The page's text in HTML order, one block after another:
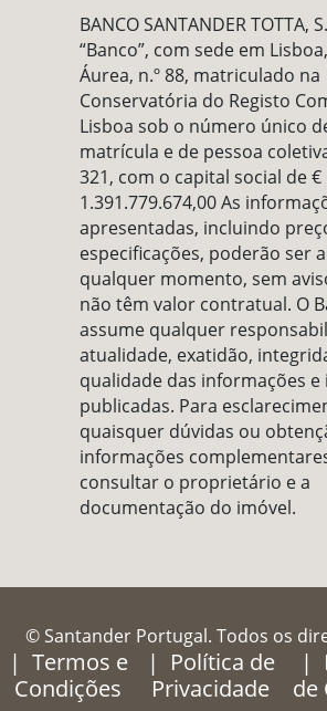
BANCO SANTANDER TOTTA,
“Banco”, com sede em
Áurea, n.º 88, matriculado na
Conservatória do Registo
Lisboa sob o número único
matrícula e de pessoa
321, com o capital social de €
1.391.779.674,00 As
apresentadas, incluindo
especificações, poderão ser
qualquer momento, sem
não têm valor contratual. O
assume qualquer
atualidade, exatidão,
qualidade das informações e
publicadas. Para
quaisquer dúvidas ou
informações
consultar o proprietário e a
documentação do imóvel.
© Santander Portugal. Todos os
Termos e
Condições
Política de
Privacidade
de